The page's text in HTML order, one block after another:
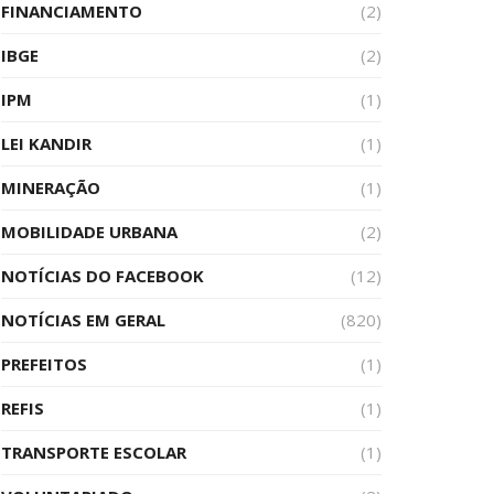
FINANCIAMENTO
(2)
IBGE
(2)
IPM
(1)
LEI KANDIR
(1)
MINERAÇÃO
(1)
MOBILIDADE URBANA
(2)
NOTÍCIAS DO FACEBOOK
(12)
NOTÍCIAS EM GERAL
(820)
PREFEITOS
(1)
REFIS
(1)
TRANSPORTE ESCOLAR
(1)